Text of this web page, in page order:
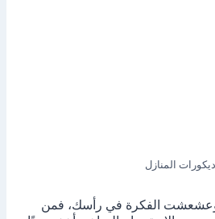
ديكورات المنازل
وعشعشت الفكرة في رأسك، فمن